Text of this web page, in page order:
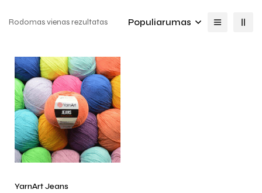
Rodomas vienas rezultatas Populiarumas
YarnArt Jeans